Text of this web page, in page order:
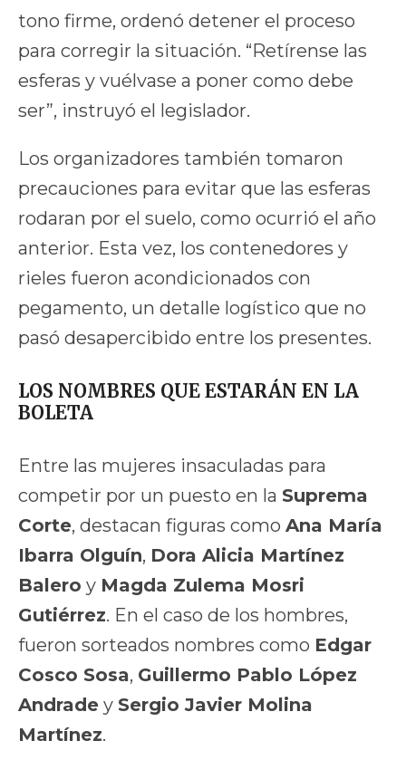
tono firme, ordenó detener el proceso
para corregir la situación. “Retírense las
esferas y vuélvase a poner como debe
ser”, instruyó el legislador.
Los organizadores también tomaron
precauciones para evitar que las esferas
rodaran por el suelo, como ocurrió el año
anterior. Esta vez, los contenedores y
rieles fueron acondicionados con
pegamento, un detalle logístico que no
pasó desapercibido entre los presentes.
LOS NOMBRES QUE ESTARÁN EN LA
BOLETA
Entre las mujeres insaculadas para
competir por un puesto en la Suprema
Corte, destacan figuras como Ana María
Ibarra Olguín, Dora Alicia Martínez
Balero y Magda Zulema Mosri
Gutiérrez. En el caso de los hombres,
fueron sorteados nombres como Edgar
Cosco Sosa, Guillermo Pablo López
Andrade y Sergio Javier Molina
Martínez.